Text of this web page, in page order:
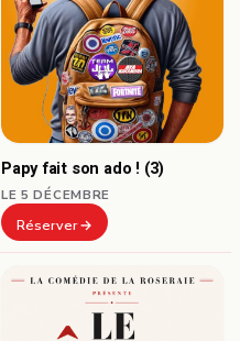
Papy fait son ado ! (3)
LE 5 DÉCEMBRE
Réserver